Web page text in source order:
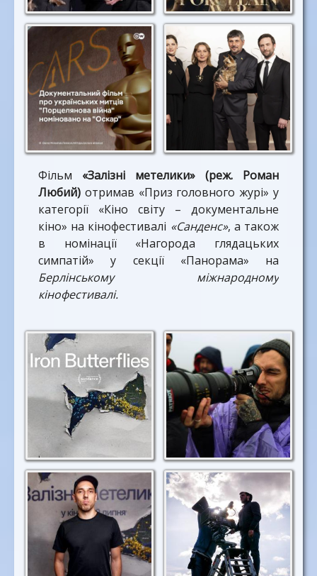
Фільм «Залізні метелики»
(реж. Роман
Любий)отримав «Приз головного журі» у
категорії «Кіно світу – документальне
кіно» на кінофестивалі «Санденс», а також
в номінації «Нагорода глядацьких
симпатій» у секції «Панорама» на
Берлінському міжнародному
кінофестивалі.